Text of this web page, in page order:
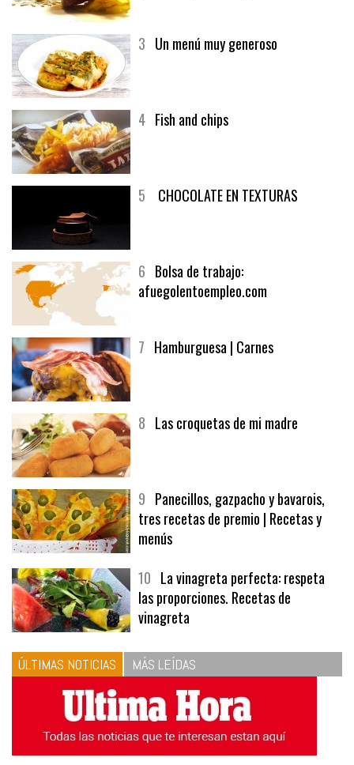
3 Un menú muy generoso
4 Fish and chips
5 CHOCOLATE EN TEXTURAS
6 Bolsa de trabajo:
afuegolentoempleo.com
7 Hamburguesa | Carnes
8 Las croquetas de mi madre
9 Panecillos, gazpacho y bavarois,
tres recetas de premio | Recetas y
menús
10 La vinagreta perfecta: respeta
las proporciones. Recetas de
vinagreta
ÚLTIMAS NOTICIAS MÁS LEÍDAS